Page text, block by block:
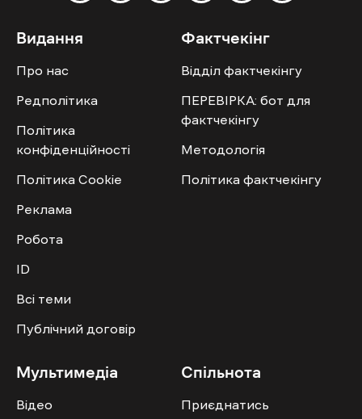
Видання
Про нас
Редполітика
Політика
конфіденційності
Політика Cookie
Реклама
Робота
ID
Всі теми
Публічний договір
Фактчекінг
Відділ фактчекінгу
ПЕРЕВІРКА: бот для
фактчекінгу
Методологія
Політика фактчекінгу
Мультимедіа
Відео
Спільнота
Приєднатись